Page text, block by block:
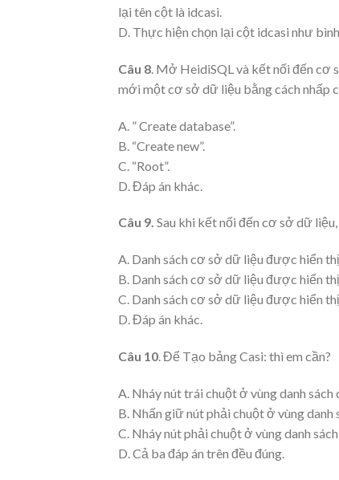
lại tên cột là idcasi.
D. Thực hiện chọn lại cột idcasi như
Câu 8 . Mở HeidiSQL và kết nối đến
mới một cơ sở dữ liệu bằng cách nhấp
A. ” Create database”.
B. “Create new”.
C. “Root”.
D. Đáp án khác.
Câu 9. Sau khi kết nối đến cơ sở dữ
A. Danh sách cơ sở dữ liệu được hiển
B. Danh sách cơ sở dữ liệu được hiển
C. Danh sách cơ sở dữ liệu được hiển
D. Đáp án khác.
Câu 10. Để Tạo bảng Casi: thì em cần?
A. Nháy nút trái chuột ở vùng danh
B. Nhấn giữ nút phải chuột ở vùng danh
C. Nháy nút phải chuột ở vùng danh
D. Cả ba đáp án trên đều đúng.